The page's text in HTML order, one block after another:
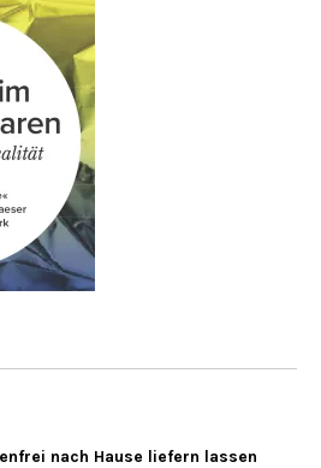
nach Hause liefern lassen